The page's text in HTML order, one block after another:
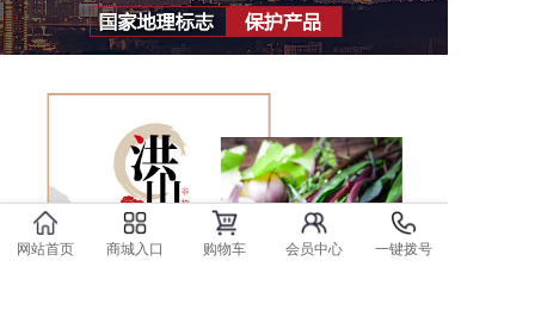
网站首页 商城入口 购物车 会员中心 一键拨号